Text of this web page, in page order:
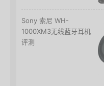
Sony 索尼 WH-
1000XM3无线蓝牙耳机
评测